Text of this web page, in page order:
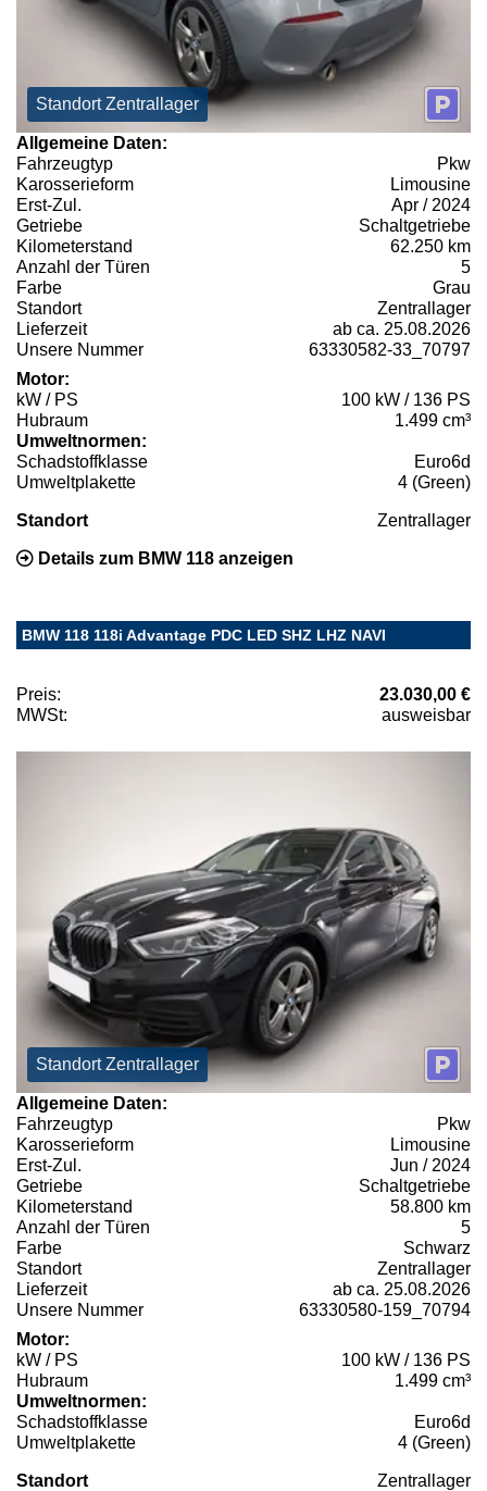
Standort Zentrallager
Allgemeine Daten:
Fahrzeugtyp
Pkw
Karosserieform
Limousine
Erst-Zul.
Apr / 2024
Getriebe
Schaltgetriebe
Kilometerstand
62.250 km
Anzahl der Türen
5
Farbe
Grau
Standort
Zentrallager
Lieferzeit
ab ca. 25.08.2026
Unsere Nummer
63330582-33_70797
Motor:
kW / PS
100 kW / 136 PS
Hubraum
1.499 cm³
Umweltnormen:
Schadstoffklasse
Euro6d
Umweltplakette
4 (Green)
Standort Zentrallager
Details zum BMW 118 anzeigen
BMW 118 118i Advantage PDC LED SHZ LHZ NAVI
Preis:
23.030,00 €
MWSt:
ausweisbar
Standort Zentrallager
Allgemeine Daten:
Fahrzeugtyp
Pkw
Karosserieform
Limousine
Erst-Zul.
Jun / 2024
Getriebe
Schaltgetriebe
Kilometerstand
58.800 km
Anzahl der Türen
5
Farbe
Schwarz
Standort
Zentrallager
Lieferzeit
ab ca. 25.08.2026
Unsere Nummer
63330580-159_70794
Motor:
kW / PS
100 kW / 136 PS
Hubraum
1.499 cm³
Umweltnormen:
Schadstoffklasse
Euro6d
Umweltplakette
4 (Green)
Standort Zentrallager